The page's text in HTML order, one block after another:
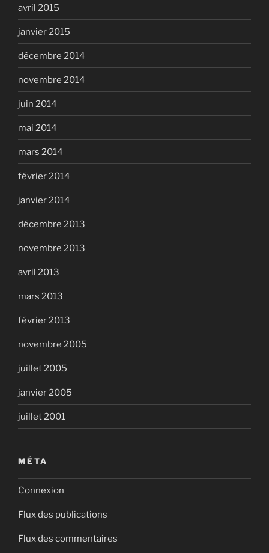
avril 2015
janvier 2015
décembre 2014
novembre 2014
juin 2014
mai 2014
mars 2014
février 2014
janvier 2014
décembre 2013
novembre 2013
avril 2013
mars 2013
février 2013
novembre 2005
juillet 2005
janvier 2005
juillet 2001
MÉTA
Connexion
Flux des publications
Flux des commentaires